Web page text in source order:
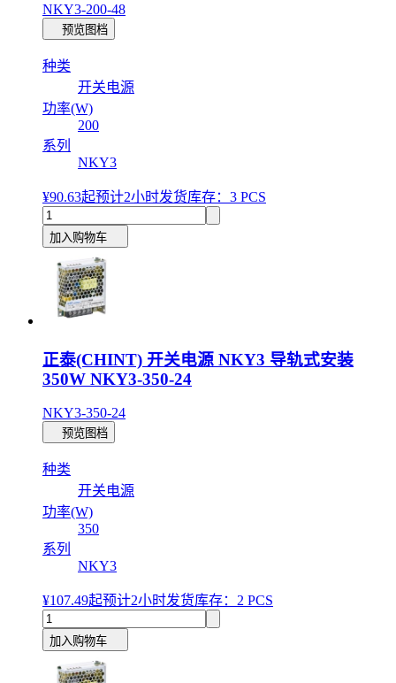
NKY3-200-48
预览图档
种类
开关电源
功率(W)
200
系列
NKY3
¥90.63起预计2小时发货库存：3 PCS
加入购物车
正泰(CHINT) 开关电源 NKY3 导轨式安装
350W NKY3-350-24
NKY3-350-24
预览图档
种类
开关电源
功率(W)
350
系列
NKY3
¥107.49起预计2小时发货库存：2 PCS
加入购物车